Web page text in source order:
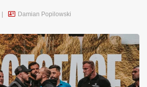
| Damian Popilowski